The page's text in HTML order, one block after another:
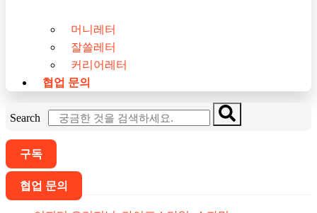
머니레터
잘쓸레터
커리어레터
협업 문의
Search
구독
협업 문의